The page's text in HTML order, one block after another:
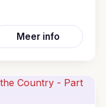
Meer info